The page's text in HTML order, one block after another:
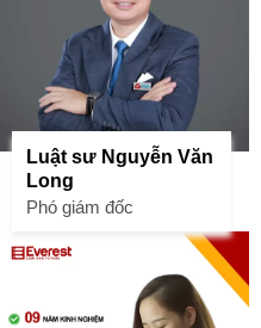
Luật sư Nguyễn Văn
Long
Phó giám đốc